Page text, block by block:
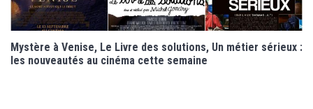
Mystère à Venise, Le Livre des solutions, Un métier sérieux :
les nouveautés au cinéma cette semaine